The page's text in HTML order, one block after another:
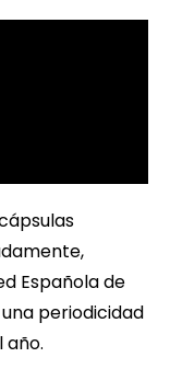
Española de
periodicidad
año.